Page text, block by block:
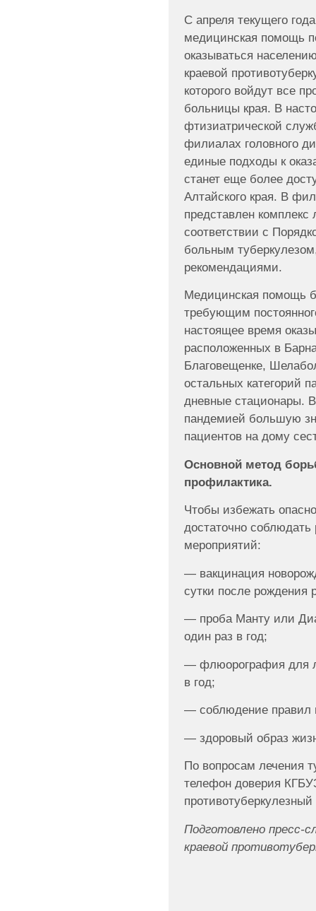
С апреля текущего
медицинская помощь
оказываться
краевой
которого войдут все
больницы края. В
фтизиатрической
филиалах головного
единые подходы к
станет еще более
Алтайского края. В
представлен
соответствии с
больным
рекомендациями.
Медицинская помощь
требующим
настоящее время
расположенных в
Благовещенке,
остальных категорий
дневные стационары.
пандемией большую
пациентов на дому
Основной метод
профилактика.
Чтобы избежать
достаточно
мероприятий:
— вакцинация
сутки после рождения
— проба Манту или
один раз в год;
— флюорография для
в год;
— соблюдение правил
— здоровый образ
По вопросам лечения
телефон доверия
Подготовлено пресс-
краевой